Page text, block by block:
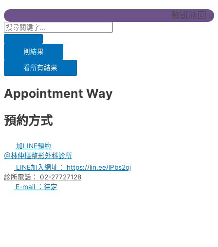
回到頂端
則結果
看所有結果
Appointment Way
預約方式
加LINE預約
＠林仲樞整形外科診所
LINE加入網址： https://lin.ee/lPbs2oj
診所電話： 02-27727128
E-mail ：待定